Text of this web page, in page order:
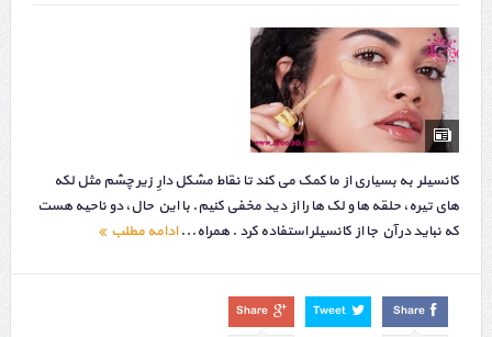
کانسیلر به بسیاری از ما کمک می کند تا نقاط مشکل دارِ زیر چشم مثل لکه
های تیره، حلقه ها و لک ها را از دید مخفی کنیم. با این حال، دو ناحیه هست
که نباید در آن جا از کانسیلر استفاده کرد . همراه...ادامه مطلب
Share
Tweet
Share